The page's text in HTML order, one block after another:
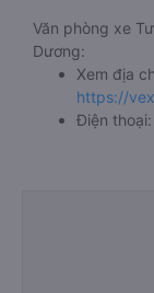
Văn phòng xe
Dương:
Xem địa
https://
Điện thoại: